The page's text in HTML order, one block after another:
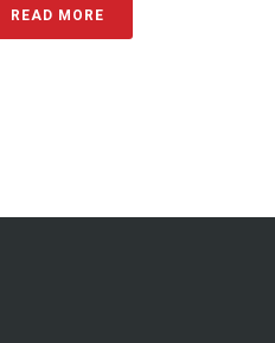
READ MORE